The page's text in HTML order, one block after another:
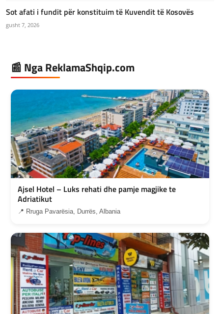
Sot afati i fundit për konstituim të Kuvendit të Kosovës
gusht 7, 2026
📰 Nga ReklamaShqip.com
Ajsel Hotel – Luks rehati dhe pamje magjike te
Adriatikut
📍 Rruga Pavarësia, Durrës, Albania